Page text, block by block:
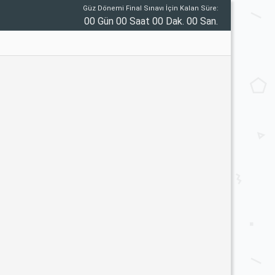
Güz Dönemi Final Sınavı İçin Kalan Süre:
00 Gün 00 Saat 00 Dak. 00 San.